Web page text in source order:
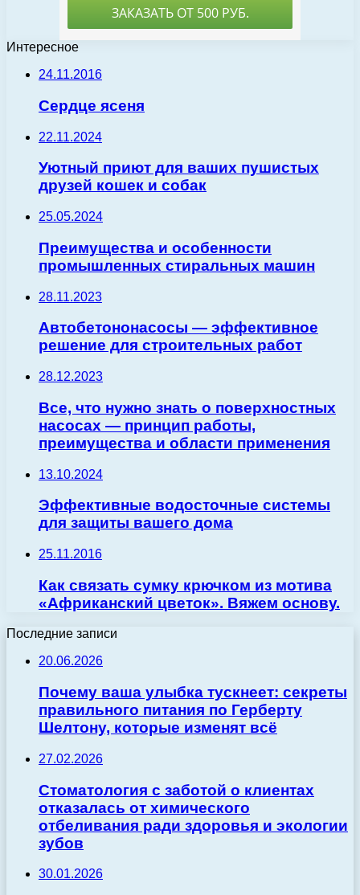
Интересное
24.11.2016
Сердце ясеня
22.11.2024
Уютный приют для ваших пушистых
друзей кошек и собак
25.05.2024
Преимущества и особенности
промышленных стиральных машин
28.11.2023
Автобетононасосы — эффективное
решение для строительных работ
28.12.2023
Все, что нужно знать о поверхностных
насосах — принцип работы,
преимущества и области применения
13.10.2024
Эффективные водосточные системы
для защиты вашего дома
25.11.2016
Как связать сумку крючком из мотива
«Африканский цветок». Вяжем основу.
Последние записи
20.06.2026
Почему ваша улыбка тускнеет: секреты
правильного питания по Герберту
Шелтону, которые изменят всё
27.02.2026
Стоматология с заботой о клиентах
отказалась от химического
отбеливания ради здоровья и экологии
зубов
30.01.2026